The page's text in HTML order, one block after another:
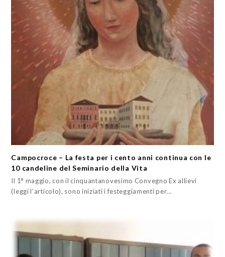
Campocroce – La festa per i cento anni continua con le
10 candeline del Seminario della Vita
Il 1° maggio, con il cinquantanovesimo Convegno Ex allievi
(leggi l'articolo), sono iniziati i festeggiamenti per…